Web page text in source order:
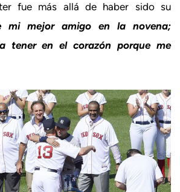
fue más allá de haber sido su
mi mejor amigo en la novena;
tener en el corazón porque me